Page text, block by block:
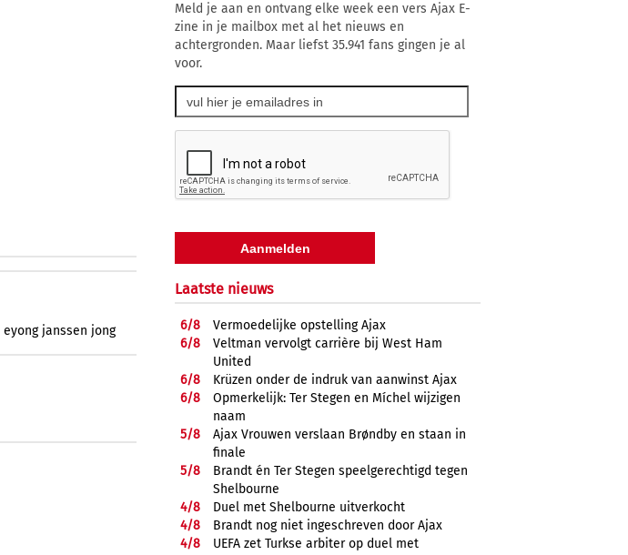
eyong janssen jong
Meld je aan en ontvang elke week een vers Ajax E-
zine in je mailbox met al het nieuws en
achtergronden. Maar liefst 35.941 fans gingen je al
voor.
Laatste nieuws
6/8
Vermoedelijke opstelling Ajax
6/8
Veltman vervolgt carrière bij West Ham
United
6/8
Krüzen onder de indruk van aanwinst Ajax
6/8
Opmerkelijk: Ter Stegen en Míchel wijzigen
naam
5/8
Ajax Vrouwen verslaan Brøndby en staan in
finale
5/8
Brandt én Ter Stegen speelgerechtigd tegen
Shelbourne
4/8
Duel met Shelbourne uitverkocht
4/8
Brandt nog niet ingeschreven door Ajax
4/8
UEFA zet Turkse arbiter op duel met